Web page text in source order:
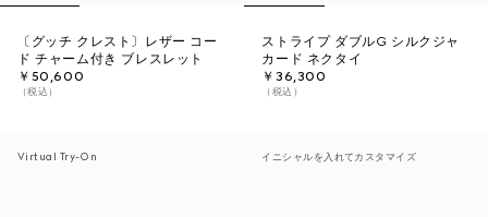
〔グッチ クレスト〕レザー コー
ド チャーム付き ブレスレット
￥50,600
（税込）
ストライプ ダブルG シルクジャ
カード ネクタイ
￥36,300
（税込）
Virtual Try-On イニシャルを入れてカスタマイズ